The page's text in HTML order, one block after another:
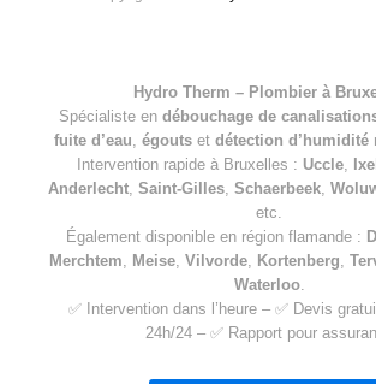
Hydro Therm – Plombier à
Spécialiste en débouchage de
fuite d’eau, égoutset détection d’humidité
Intervention rapide à Bruxelles : Uccle,
Anderlecht, Saint-Gilles, Schaerbeek,
etc.
Également disponible en région flamande :
Merchtem, Meise, Vilvorde, Kortenberg,
Waterloo.
✅ Intervention dans l’heure – ✅ Devis
24h/24 – ✅ Rapport pour